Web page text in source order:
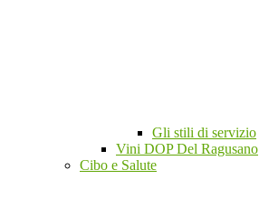
Gli stili di servizio
Vini DOP Del Ragusano
Cibo e Salute